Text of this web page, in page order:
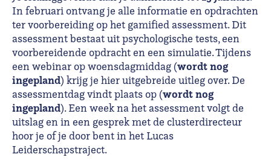
In februari ontvang je alle informatie en opdrachten
ter voorbereiding op het gamified assessment. Dit
assessment bestaat uit psychologische tests, een
voorbereidende opdracht en een simulatie. Tijdens
een webinar op woensdagmiddag (wordt nog
ingepland) krijg je hier uitgebreide uitleg over. De
assessmentdag vindt plaats op (wordt nog
ingepland). Een week na het assessment volgt de
uitslag en in een gesprek met de clusterdirecteur
hoor je of je door bent in het Lucas
Leiderschapstraject.